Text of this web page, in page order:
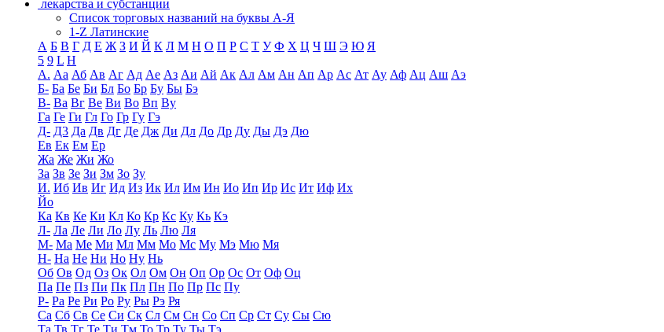
лекарства и субстанции
Список торговых названий на буквы А-Я
1-Z Латинские
А Б В Г Д Е Ж З И Й К Л М Н О П Р С Т У Ф Х Ц Ч Ш Э Ю Я
5 9 L H
А. Аа Аб Ав Аг Ад Ае Аз Аи Ай Ак Ал Ам Ан Ап Ар Ас Ат Ау Аф Ац Аш Аэ
Б- Ба Бе Би Бл Бо Бр Бу Бы Бэ
В- Ва Вг Ве Ви Во Вп Ву
Га Ге Ги Гл Го Гр Гу Гэ
Д- Д3 Да Дв Дг Де Дж Ди Дл До Др Ду Ды Дэ Дю
Ев Ек Ем Ер
Жа Же Жи Жо
За Зв Зе Зи Зм Зо Зу
И. Иб Ив Иг Ид Из Ик Ил Им Ин Ио Ип Ир Ис Ит Иф Их
Йо
Ка Кв Ке Ки Кл Ко Кр Кс Ку Кь Кэ
Л- Ла Ле Ли Ло Лу Ль Лю Ля
М- Ма Ме Ми Мл Мм Мо Мс Му Мэ Мю Мя
Н- На Не Ни Но Ну Нь
Об Ов Од Оз Ок Ол Ом Он Оп Ор Ос От Оф Оц
Па Пе Пз Пи Пк Пл Пн По Пр Пс Пу
Р- Ра Ре Ри Ро Ру Ры Рэ Ря
Са Сб Св Се Си Ск Сл См Сн Со Сп Ср Ст Су Сы Сю
Та Тв Тг Те Ти Тм То Тр Ту Ты Тэ